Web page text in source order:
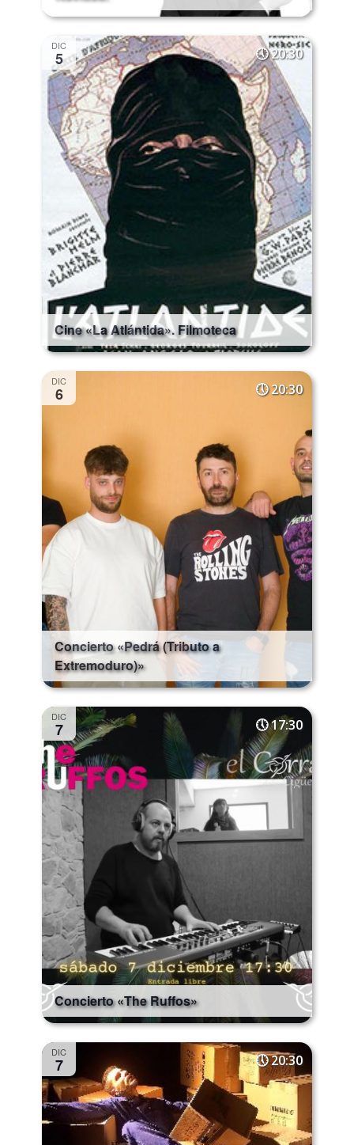
DIC
5 20:30
Cine «La Atlántida». Filmoteca
DIC
6 20:30
Concierto «Pedrá (Tributo a
Extremoduro)»
DIC
7 17:30
Concierto «The Ruffos»
DIC
7 20:30